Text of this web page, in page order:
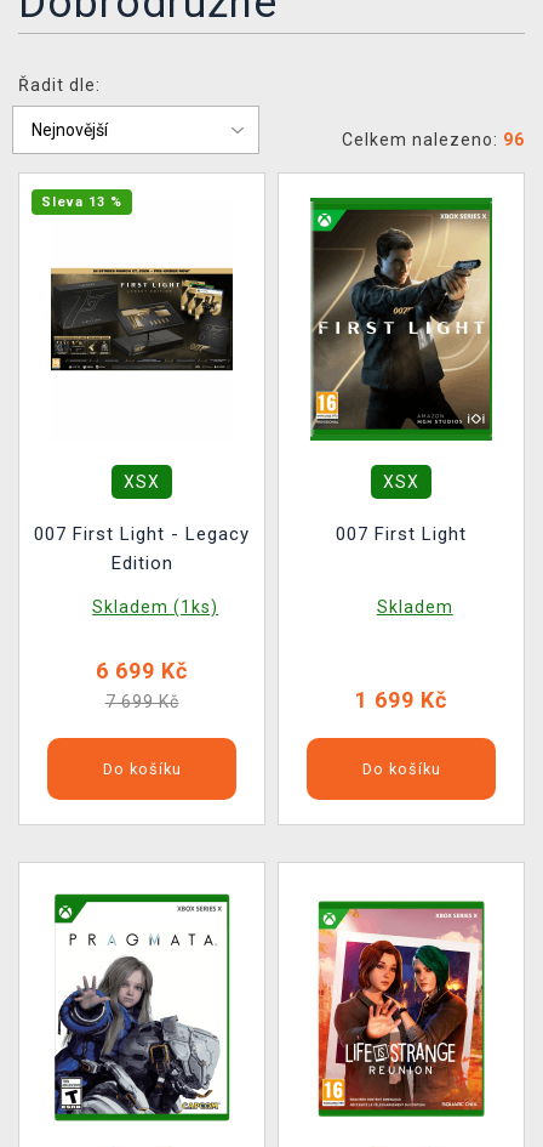
DOPRAVA
XZONE KLUB
TCG & BOARDGAME HUB
VÝKUP HER (BAZAR)
Řadit dle:
Celkem nalezeno: 96
Sleva 13 %
XSX
007 First Light - Legacy
Edition
Skladem (1ks)
6 699 Kč
7 699 Kč
Do košíku
XSX
007 First Light
Skladem
1 699 Kč
Do košíku